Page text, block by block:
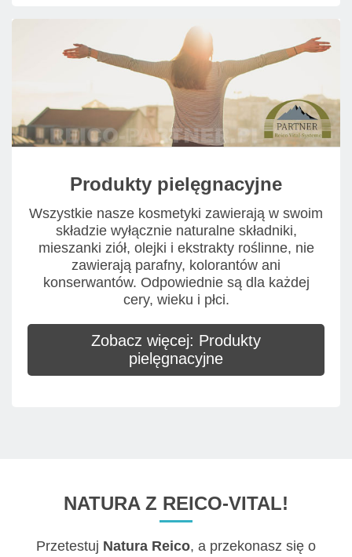
Produkty pielęgnacyjne
Wszystkie nasze kosmetyki zawierają w swoim
składzie wyłącznie naturalne składniki,
mieszanki ziół, olejki i ekstrakty roślinne, nie
zawierają parafny, kolorantów ani
konserwantów. Odpowiednie są dla każdej
cery, wieku i płci.
Zobacz więcej: Produkty
pielęgnacyjne
NATURA Z REICO-VITAL!
Przetestuj Natura Reico, a przekonasz się o